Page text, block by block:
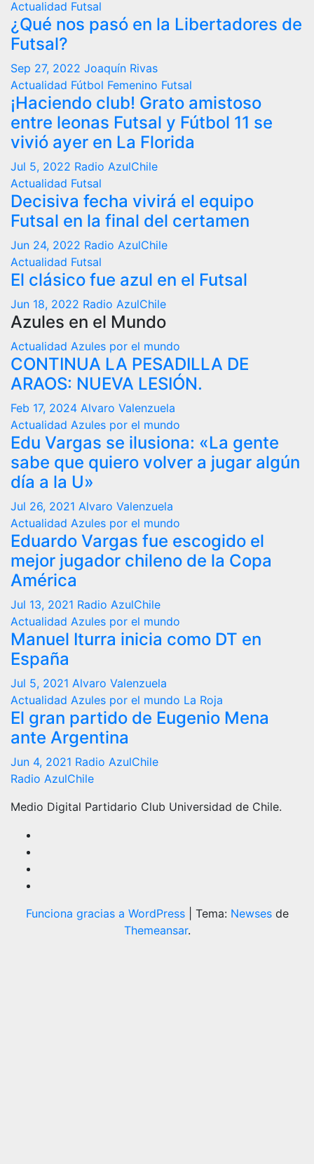
Actualidad Futsal
¿Qué nos pasó en la Libertadores de
Futsal?
Sep 27, 2022 Joaquín Rivas
Actualidad Fútbol Femenino Futsal
¡Haciendo club! Grato amistoso
entre leonas Futsal y Fútbol 11 se
vivió ayer en La Florida
Jul 5, 2022 Radio AzulChile
Actualidad Futsal
Decisiva fecha vivirá el equipo
Futsal en la final del certamen
Jun 24, 2022 Radio AzulChile
Actualidad Futsal
El clásico fue azul en el Futsal
Jun 18, 2022 Radio AzulChile
Azules en el Mundo
Actualidad Azules por el mundo
CONTINUA LA PESADILLA DE
ARAOS: NUEVA LESIÓN.
Feb 17, 2024 Alvaro Valenzuela
Actualidad Azules por el mundo
Edu Vargas se ilusiona: «La gente
sabe que quiero volver a jugar algún
día a la U»
Jul 26, 2021 Alvaro Valenzuela
Actualidad Azules por el mundo
Eduardo Vargas fue escogido el
mejor jugador chileno de la Copa
América
Jul 13, 2021 Radio AzulChile
Actualidad Azules por el mundo
Manuel Iturra inicia como DT en
España
Jul 5, 2021 Alvaro Valenzuela
Actualidad Azules por el mundo La Roja
El gran partido de Eugenio Mena
ante Argentina
Jun 4, 2021 Radio AzulChile
Radio AzulChile
Medio Digital Partidario Club Universidad de Chile.
Funciona gracias a WordPress Tema: Newsesde
Themeansar.